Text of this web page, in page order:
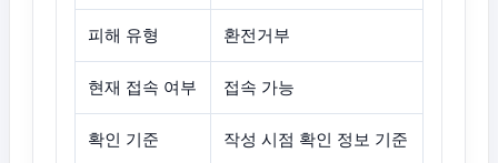
피해 유형 환전거부
현재 접속 여부 접속 가능
확인 기준 작성 시점 확인 정보 기준